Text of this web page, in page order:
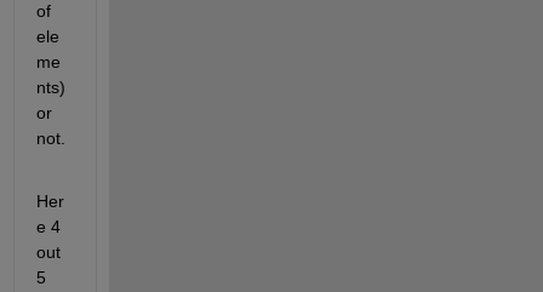
of
ele
me
nts)
or
Her
e 4
out
5